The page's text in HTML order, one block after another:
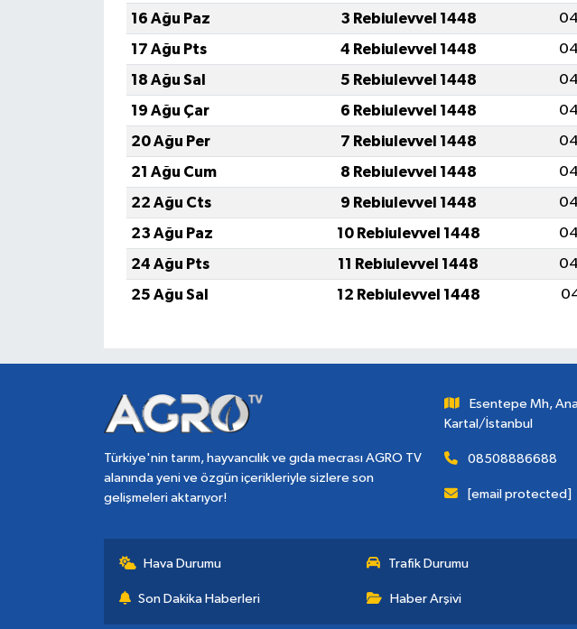
16 Ağu Paz
3 Rebiulevvel 1448
17 Ağu Pts
4 Rebiulevvel 1448
18 Ağu Sal
5 Rebiulevvel 1448
19 Ağu Çar
6 Rebiulevvel 1448
20 Ağu Per
7 Rebiulevvel 1448
21 Ağu Cum
8 Rebiulevvel 1448
22 Ağu Cts
9 Rebiulevvel 1448
23 Ağu Paz
10 Rebiulevvel 1448
24 Ağu Pts
11 Rebiulevvel 1448
25 Ağu Sal
12 Rebiulevvel 1448
Türkiye'nin tarım, hayvancılık ve gıda mecrası AGRO TV
alanında yeni ve özgün içerikleriyle sizlere son
gelişmeleri aktarıyor!
Esentepe Mh,
Kartal/İstanbul
08508886688
[email protected]
Hava Durumu Trafik Durumu
Son Dakika Haberleri Haber Arşivi